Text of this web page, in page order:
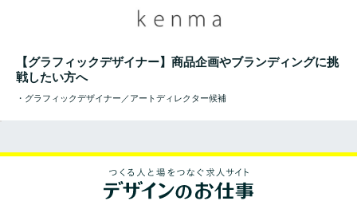
【グラフィックデザイナー】商品企画やブランディングに挑
戦したい方へ
・グラフィックデザイナー／アートディレクター候補